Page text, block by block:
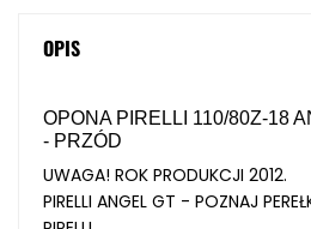
OPIS
OPONA PIRELLI 110/80Z-18
- PRZÓD
UWAGA! ROK PRODUKCJI 2012.
PIRELLI ANGEL GT - POZNAJ